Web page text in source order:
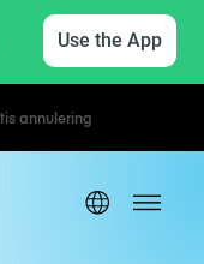
Use the App